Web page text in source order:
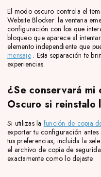
El modo oscuro controla el
Website Blocker: la ventana
configuración con los que
bloqueo que aparece al
elemento independiente que
mensaje. Esta separación te
experiencias.
¿Se conservará
Oscuro si reinstalo
Si utilizas la función de copia
exportar tu configuración
tus preferencias, incluida la
el archivo de copia de
exactamente como lo dejaste.